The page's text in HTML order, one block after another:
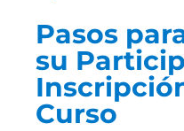
Pasos
su
Curso